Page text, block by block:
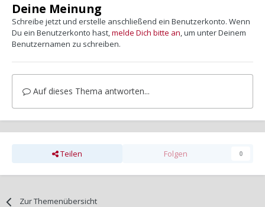
Deine Meinung
Schreibe jetzt und erstelle anschließend ein Benutzerkonto. Wenn
Du ein Benutzerkonto hast,melde Dich bitte an, um unter Deinem
Benutzernamen zu schreiben.
Auf dieses Thema antworten...
Teilen Folgen 0
Zur Themenübersicht